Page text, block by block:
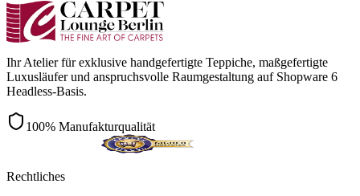
Ihr Atelier für exklusive handgefertigte Teppiche, maßgefertigte
Luxusläufer und anspruchsvolle Raumgestaltung auf Shopware 6
Headless-Basis.
100% Manufakturqualität
Rechtliches